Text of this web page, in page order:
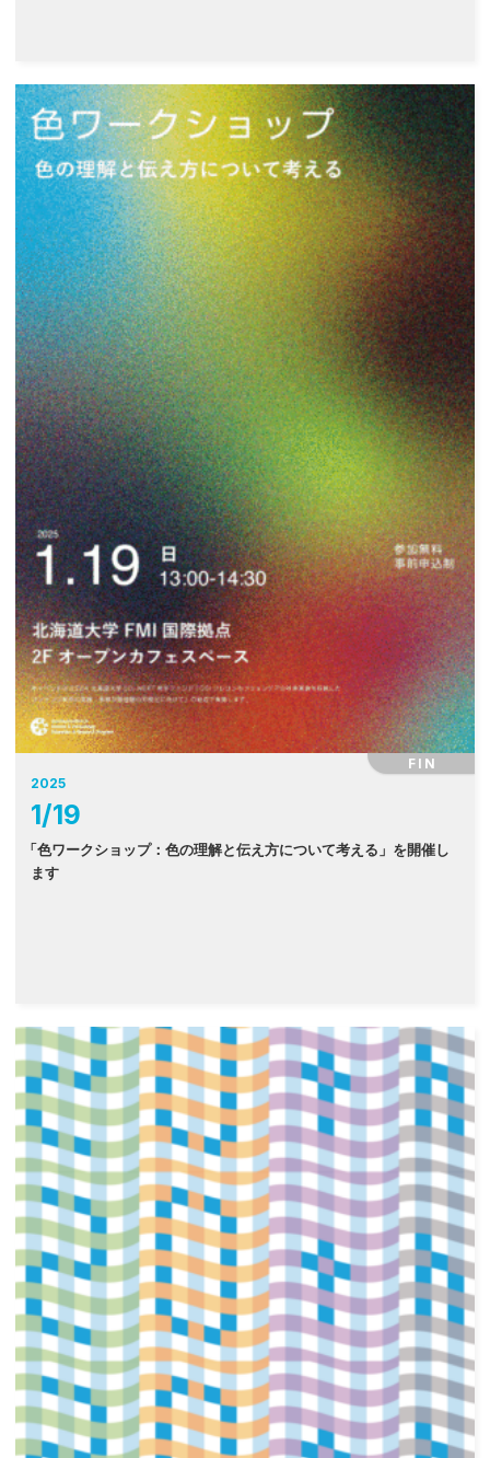
FIN
2025
1/19
「色ワークショップ：色の理解と伝え方について考える」を開催し
ます